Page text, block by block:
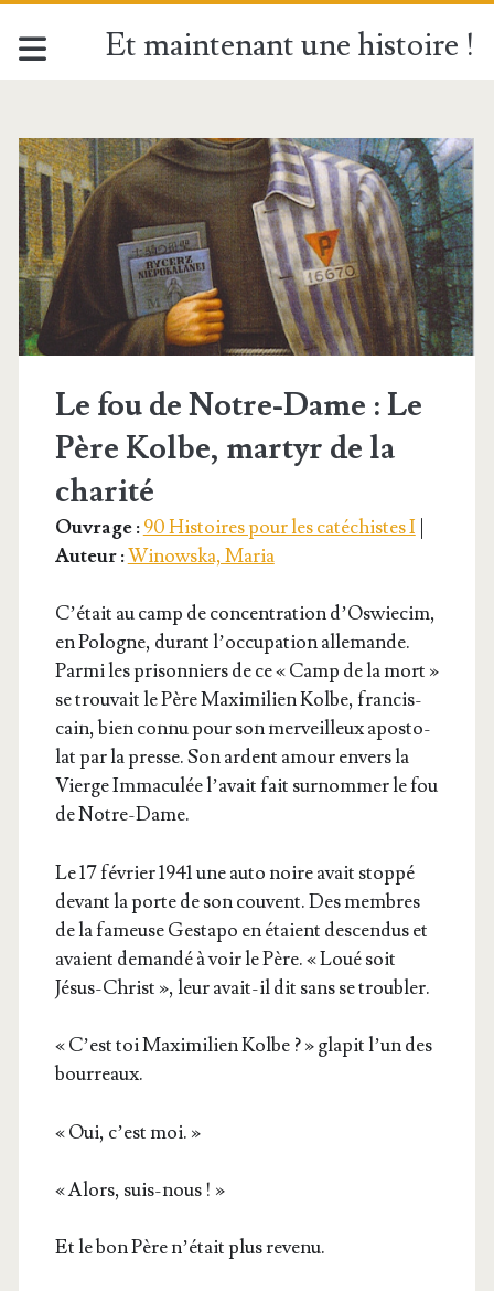
Et maintenant une histoire !
Étiquette :
<span>14
août</span>
Le fou de Notre-Dame : Le
Père Kolbe, martyr de la
charité
Ouvrage :90 Histoires pour les catéchistes I
Auteur :Winowska, Maria
C’é­tait au camp de concen­tra­tion d’Os­wie­cim,
en Pologne, durant l’oc­cu­pa­tion alle­mande.
Par­mi les pri­son­niers de ce « Camp de la mort »
se trou­vait le Père Maxi­mi­lien Kolbe, fran­cis­
cain, bien connu pour son mer­veilleux apos­to­
lat par la presse. Son ardent amour envers la
Vierge Imma­cu­lée l’a­vait fait sur­nom­mer le fou
de Notre-Dame.
Le 17 février 1941 une auto noire avait stop­pé
devant la porte de son couvent. Des membres
de la fameuse Ges­ta­po en étaient des­cen­dus et
avaient deman­dé à voir le Père. « Loué soit
Jésus-Christ », leur avait-il dit sans se troubler.
« C’est toi Maxi­mi­lien Kolbe ? » gla­pit l’un des
bourreaux.
« Oui, c’est moi. »
« Alors, suis-nous ! »
Et le bon Père n’é­tait plus revenu.